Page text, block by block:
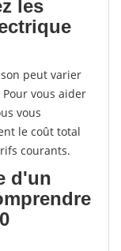
les
peut varier
vous aider
vous
le coût total
courants.
d'un